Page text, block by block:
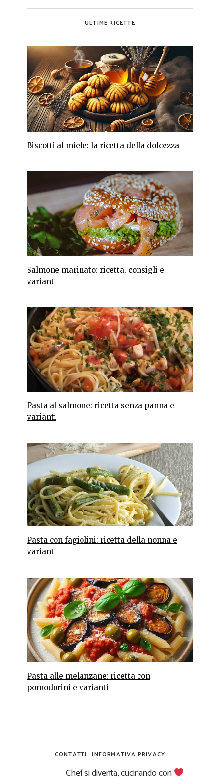
ULTIME RICETTE
Biscotti al miele: la ricetta della dolcezza
Salmone marinato: ricetta, consigli e
varianti
Pasta al salmone: ricetta senza panna e
varianti
Pasta con fagiolini: ricetta della nonna e
varianti
Pasta alle melanzane: ricetta con
pomodorini e varianti
CONTATTI INFORMATIVA PRIVACY
Chef si diventa, cucinando con